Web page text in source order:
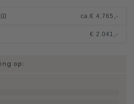
ca.€ 4.765,-
€ 2.041,-
op: